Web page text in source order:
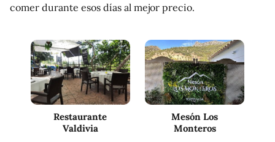
comer durante esos días al mejor precio.
Restaurante
Valdivia
Mesón Los
Monteros